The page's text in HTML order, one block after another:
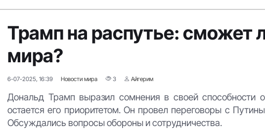
Трамп на распутье: сможет
мира?
6-07-2025, 16:39 Новости мира 3 Айгерим
Дональд Трамп выразил сомнения в своей способности
остается его приоритетом. Он провел переговоры с
Обсуждались вопросы обороны и сотрудничества.